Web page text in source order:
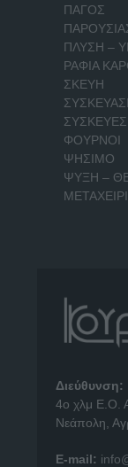
ΠΑΓΟΣ
ΠΛΥΣΗ –
ΡΑΦΙΑ
ΣΚΕΥΗ
ΦΟΥΡΝΟΙ
ΨΗΣΙΜΟ
ΨΥΞΗ –
Διεύθυνση:
4o χλμ Ε.Ο.
Νεάπολη,
E-mail: